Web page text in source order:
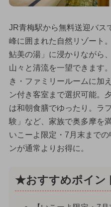
JR青梅駅から無料送迎バス
峰に囲まれた自然リゾート
鮎美の湯」に浸かりながら
山々と清流を一望できます
き・ファミリールームに加
ン付き客室まで選択可能。
は和朝食膳でゆったり。ラ
験」など、家族で奥多摩を
いこーよ限定・7月末まで
ンが通常よりお得に。
★おすすめポイン